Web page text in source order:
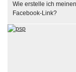
Wie erstelle ich meinen
Facebook-Link?